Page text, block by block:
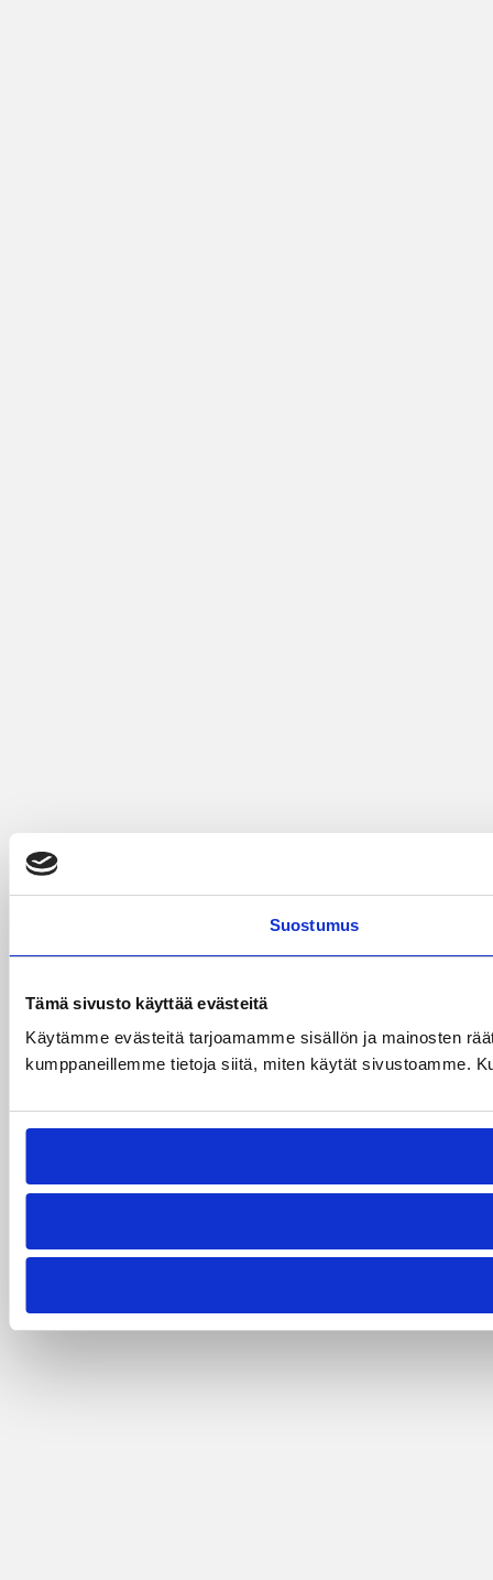
Suostumus
Tämä sivusto käyttää evästeitä
Käytämme evästeitä tarjoamamme sisällön ja mainosten
kumppaneillemme tietoja siitä, miten käytät sivustoamme.